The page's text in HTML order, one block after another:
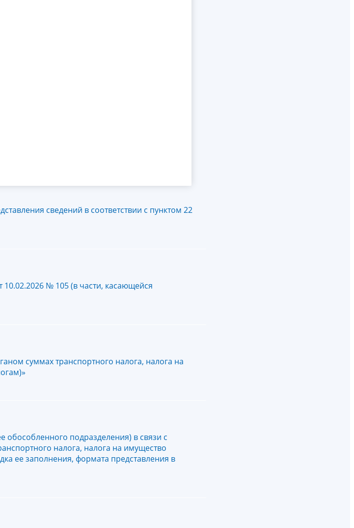
сведений в соответствии с пунктом 22
№ 105 (в части, касающейся
суммах транспортного налога, налога на
подразделения) в связи с
налога, налога на имущество
ее заполнения, формата представления в